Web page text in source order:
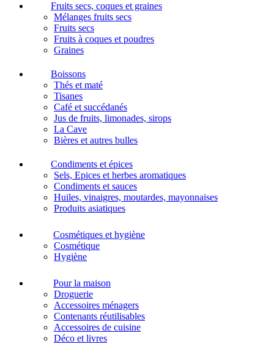
Fruits secs, coques et graines
Mélanges fruits secs
Fruits secs
Fruits à coques et poudres
Graines
Boissons
Thés et maté
Tisanes
Café et succédanés
Jus de fruits, limonades, sirops
La Cave
Bières et autres bulles
Condiments et épices
Sels, Epices et herbes aromatiques
Condiments et sauces
Huiles, vinaigres, moutardes, mayonnaises
Produits asiatiques
Cosmétiques et hygiène
Cosmétique
Hygiène
Pour la maison
Droguerie
Accessoires ménagers
Contenants réutilisables
Accessoires de cuisine
Déco et livres